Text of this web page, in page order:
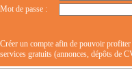
Mot de passe :
Créer un compte afin de pouvoir profiter
services gratuits (annonces, dépôts de